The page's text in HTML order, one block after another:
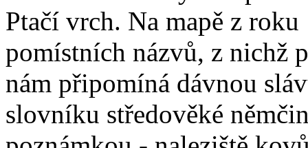
Ptačí vrch. Na mapě z roku
pomístních názvů, z nichž
nám připomíná dávnou
slovníku středověké